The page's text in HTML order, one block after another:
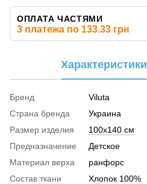
ОПЛАТА ЧАСТЯМИ
3 платежа по 133.33 грн
Характеристики
Бренд
Viluta
Страна бренда
Украина
Размер изделия
100х140 см
Предназначение
Детское
Материал верха
ранфорс
Cостав ткани
Хлопок 100%